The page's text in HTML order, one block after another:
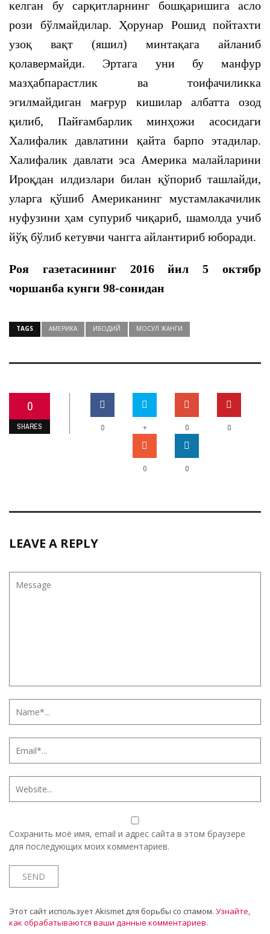
келган бу сарқитларнинг бошқаришига асло
рози бўлмайдилар. Ҳорунар Рошид пойтахти
узоқ вақт (яшил) минтақага айланиб
қолавермайди. Эртага уни бу манфур
мазҳабпарастлик ва тоифачиликка
эгилмайдиган мағрур кишилар албатта озод
қилиб, Пайғамбарлик минҳожи асосидаги
Халифалик давлатини қайта барпо этадилар.
Халифалик давлати эса Америка малайларини
Ироқдан илдизлари билан қўпориб ташлайди,
уларга қўшиб Американинг мустамлакачилик
нуфузини ҳам супуриб чиқариб, шамолда учиб
йўқ бўлиб кетувчи чангга айлантириб юборади.
Роя газетасининг 2016 йил 5 октябр
чоршанба кунги 98-сонидан
TAGS АМЕРИКА ИБОДИЙ МОСУЛ ЖАНГИ
0
SHARES 0 + 0 0
0 0
LEAVE A REPLY
Сохранить моё имя, email и адрес сайта в этом браузере
для последующих моих комментариев.
Этот сайт использует Akismet для борьбы со спамом. Узнайте,
как обрабатываются ваши данные комментариев.